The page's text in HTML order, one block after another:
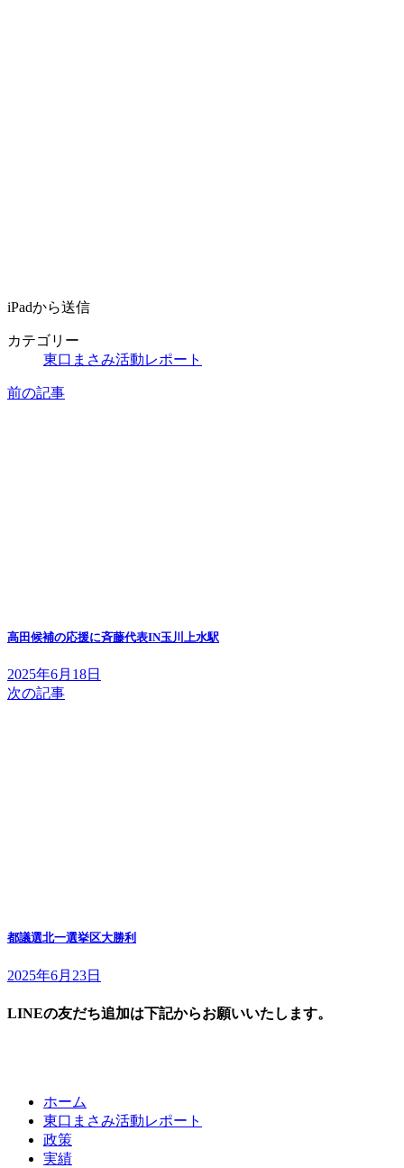
iPadから送信
カテゴリー
東口まさみ活動レポート
前の記事
高田候補の応援に斉藤代表IN玉川上水駅
2025年6月18日
次の記事
都議選北一選挙区大勝利
2025年6月23日
LINEの友だち追加は下記からお願いいたします。
ホーム
東口まさみ活動レポート
政策
実績